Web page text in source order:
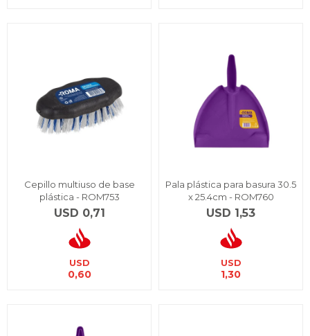
Cepillo multiuso de base
plástica - ROM753
USD 0,71
USD
0,60
Pala plástica para basura 30.5
x 25.4cm - ROM760
USD 1,53
USD
1,30